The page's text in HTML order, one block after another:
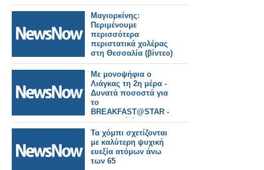
Μαγιορκίνης:
Περιμένουμε
περισσότερα
περιστατικά χολέρας
στη Θεσσαλία (βίντεο)
Με μονοψήφια ο
Λιάγκας τη 2η μέρα -
Δυνατά ποσοστά για
το
BREAKFAST@STAR -
Αναλυτικά όλες οι
πρωινές εκπομπές
(12/9/2023)
Τα χόμπι σχετίζονται
με καλύτερη ψυχική
ευεξία ατόμων άνω
των 65